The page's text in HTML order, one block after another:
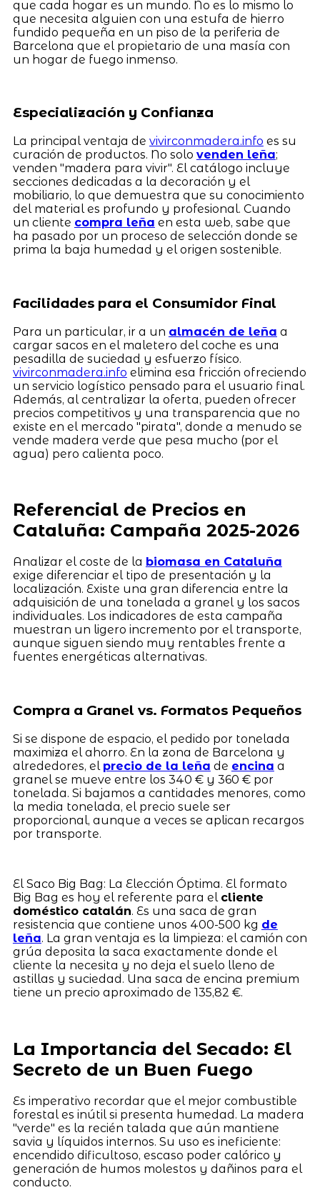
que cada hogar es un mundo. No es lo mismo lo
que necesita alguien con una estufa de hierro
fundido pequeña en un piso de la periferia de
Barcelona que el propietario de una masía con
un hogar de fuego inmenso.
Especialización y Confianza
La principal ventaja de vivirconmadera.info es su
curación de productos. No solo venden leña;
venden "madera para vivir". El catálogo incluye
secciones dedicadas a la decoración y el
mobiliario, lo que demuestra que su conocimiento
del material es profundo y profesional. Cuando
un cliente compra leña en esta web, sabe que
ha pasado por un proceso de selección donde se
prima la baja humedad y el origen sostenible.
Facilidades para el Consumidor Final
Para un particular, ir a un almacén de leña a
cargar sacos en el maletero del coche es una
pesadilla de suciedad y esfuerzo físico.
vivirconmadera.info elimina esa fricción ofreciendo
un servicio logístico pensado para el usuario final.
Además, al centralizar la oferta, pueden ofrecer
precios competitivos y una transparencia que no
existe en el mercado "pirata", donde a menudo se
vende madera verde que pesa mucho (por el
agua) pero calienta poco.
Referencial de Precios en
Cataluña: Campaña 2025-2026
Analizar el coste de la biomasa en Cataluña
exige diferenciar el tipo de presentación y la
localización. Existe una gran diferencia entre la
adquisición de una tonelada a granel y los sacos
individuales. Los indicadores de esta campaña
muestran un ligero incremento por el transporte,
aunque siguen siendo muy rentables frente a
fuentes energéticas alternativas.
Compra a Granel vs. Formatos Pequeños
Si se dispone de espacio, el pedido por tonelada
maximiza el ahorro. En la zona de Barcelona y
alrededores, el precio de la leña de encina a
granel se mueve entre los 340 € y 360 € por
tonelada. Si bajamos a cantidades menores, como
la media tonelada, el precio suele ser
proporcional, aunque a veces se aplican recargos
por transporte.
El Saco Big Bag: La Elección Óptima. El formato
Big Bag es hoy el referente para el cliente
doméstico catalán. Es una saca de gran
resistencia que contiene unos 400-500 kg de
leña. La gran ventaja es la limpieza: el camión con
grúa deposita la saca exactamente donde el
cliente la necesita y no deja el suelo lleno de
astillas y suciedad. Una saca de encina premium
tiene un precio aproximado de 135,82 €.
La Importancia del Secado: El
Secreto de un Buen Fuego
Es imperativo recordar que el mejor combustible
forestal es inútil si presenta humedad. La madera
"verde" es la recién talada que aún mantiene
savia y líquidos internos. Su uso es ineficiente:
encendido dificultoso, escaso poder calórico y
generación de humos molestos y dañinos para el
conducto.